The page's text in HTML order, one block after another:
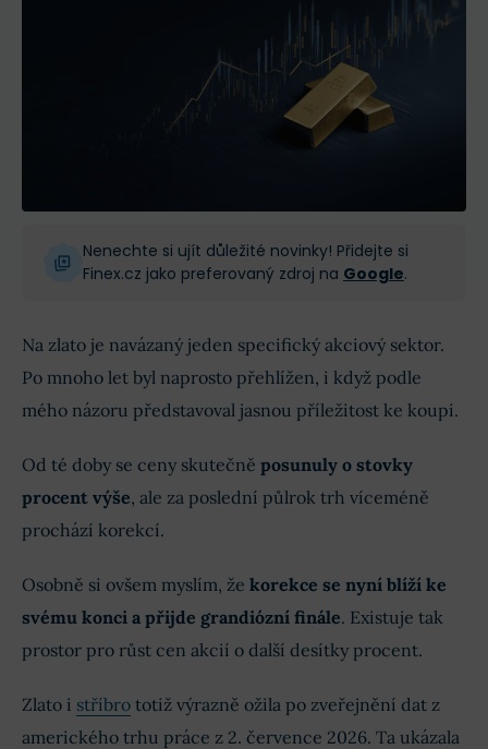
Nenechte si ujít důležité novinky! Přidejte si
Finex.cz jako preferovaný zdroj na Google.
Na zlato je navázaný jeden specifický akciový sektor.
Po mnoho let byl naprosto přehlížen, i když podle
mého názoru představoval jasnou příležitost ke koupi.
Od té doby se ceny skutečně posunuly o stovky
procent výše, ale za poslední půlrok trh víceméně
prochází korekcí.
Osobně si ovšem myslím, že korekce se nyní blíží ke
svému konci a přijde grandiózní finále. Existuje tak
prostor pro růst cen akcií o další desítky procent.
Zlato i stříbro totiž výrazně ožila po zveřejnění dat z
amerického trhu práce z 2. července 2026. Ta ukázala